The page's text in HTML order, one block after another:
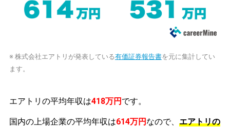
※ 株式会社エアトリが発表している有価証券報告書を元に集計してい
ます。
エアトリの平均年収は418万円 です。
国内の上場企業の平均年収は614万円 なので、 エアトリの